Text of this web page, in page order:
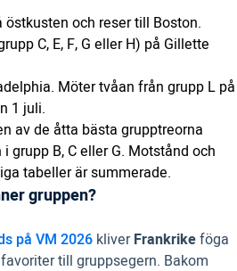
östkusten och reser till Boston.
C, E, F, G eller H) på Gillette
Möter tvåan från grupp L på
1 juli.
av de åtta bästa grupptreorna
grupp B, C eller G. Motstånd och
tabeller är summerade.
gruppen?
på VM 2026 kliverFrankrikeföga
till gruppsegern. Bakom